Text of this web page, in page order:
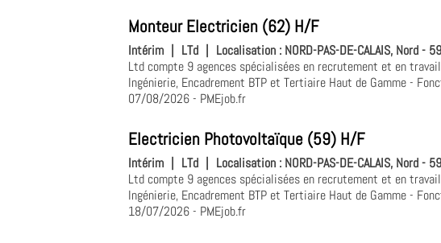
Monteur Electricien (62) H/F
Intérim LTd Localisation : NORD-PAS-DE-CALAIS, Nord -
Ltd compte 9 agences spécialisées en recrutement et en
Ingénierie, Encadrement BTP et Tertiaire Haut de Gamme -
07/08/2026- PMEjob.fr
Electricien Photovoltaïque (59) H/F
Intérim LTd Localisation : NORD-PAS-DE-CALAIS, Nord -
Ltd compte 9 agences spécialisées en recrutement et en
Ingénierie, Encadrement BTP et Tertiaire Haut de Gamme -
18/07/2026- PMEjob.fr